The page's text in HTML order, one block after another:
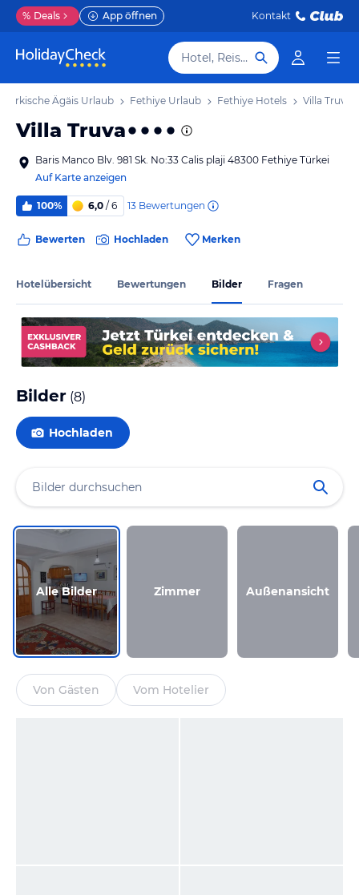
% Deals App öffnen Kontakt
Hotel, Reiseziel
Türkische Ägäis Urlaub Fethiye Urlaub Fethiye Hotels Villa Truva
Villa Truva
Baris Manco Blv. 981 Sk. No:33 Calis plaji 48300 Fethiye Türkei
Auf Karte anzeigen
100% 6,0 / 6 13 Bewertungen
Bewerten Hochladen Merken
Hotelübersicht Bewertungen Bilder Fragen
Bilder (8)
Hochladen
Alle Bilder Zimmer Außenansicht
Von Gästen Vom Hotelier